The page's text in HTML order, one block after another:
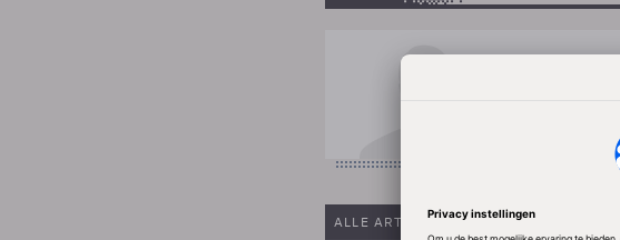
ALLE ARTIKELEN VAN MARK ROSKOTT